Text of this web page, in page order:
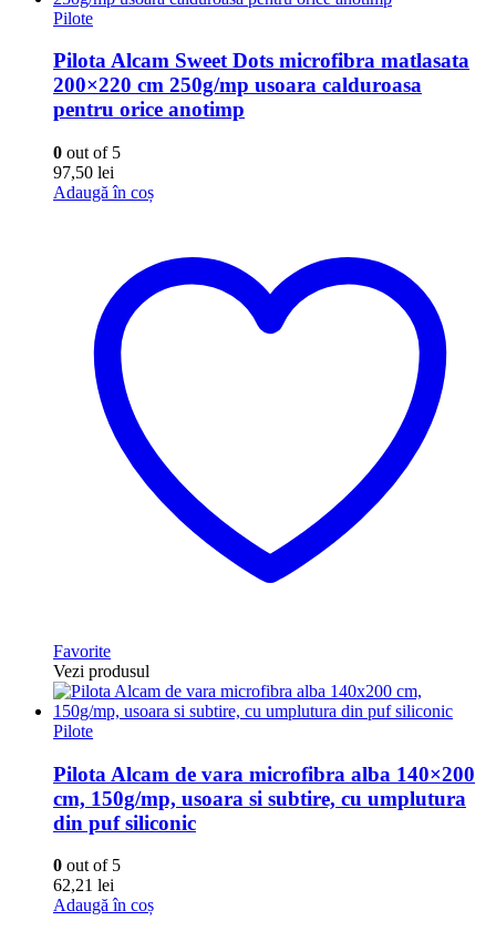
Pilote
Pilota Alcam Sweet Dots microfibra matlasata
200×220 cm 250g/mp usoara calduroasa
pentru orice anotimp
0 out of 5
97,50 lei
Adaugă în coș
Favorite
Vezi produsul
Pilote
Pilota Alcam de vara microfibra alba 140×200
cm, 150g/mp, usoara si subtire, cu umplutura
din puf siliconic
0 out of 5
62,21 lei
Adaugă în coș